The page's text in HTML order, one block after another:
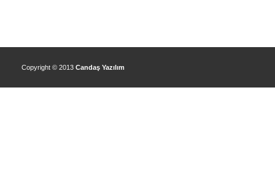
Copyright © 2013 Candaş Yazılım